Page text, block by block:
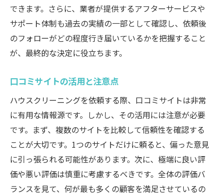
できます。さらに、業者が提供するアフターサービスや
サポート体制も過去の実績の一部として確認し、依頼後
のフォローがどの程度行き届いているかを把握すること
が、最終的な決定に役立ちます。
口コミサイトの活用と注意点
ハウスクリーニングを依頼する際、口コミサイトは非常
に有用な情報源です。しかし、その活用には注意が必要
です。まず、複数のサイトを比較して信頼性を確認する
ことが大切です。1つのサイトだけに頼ると、偏った意見
に引っ張られる可能性があります。次に、極端に良い評
価や悪い評価は慎重に考慮するべきです。全体の評価バ
ランスを見て、何が最も多くの顧客を満足させているの